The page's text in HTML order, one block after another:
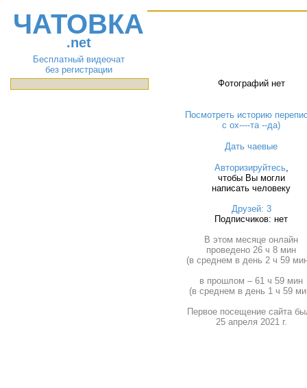
ЧАТОВКА
.net
Бесплатный видеочат
без регистрации
Фотографий нет
Посмотреть историю
с ох----та --да)
Дать чаевые
Авторизируйтесь,
чтобы Вы могли
написать человеку
Друзей: 3
Подписчиков: нет
В этом месяце онлайн
проведено 26 ч 8 мин
(в среднем в день 2 ч 59
в прошлом – 61 ч 59 мин
(в среднем в день 1 ч 59
Первое посещение сайта
25 апреля 2021 г.